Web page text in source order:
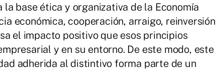
la base ética y organizativa de la Economía
económica, cooperación, arraigo, reinversión
el impacto positivo que esos principios
y en su entorno. De este modo, este
adherida al distintivo forma parte de un